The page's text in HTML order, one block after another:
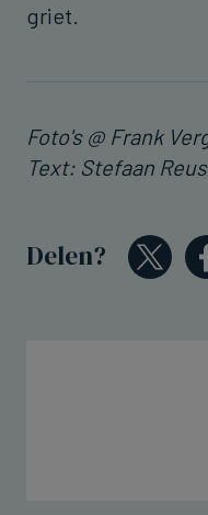
griet.
Foto's @ Frank
Text: Stefaan
Delen?